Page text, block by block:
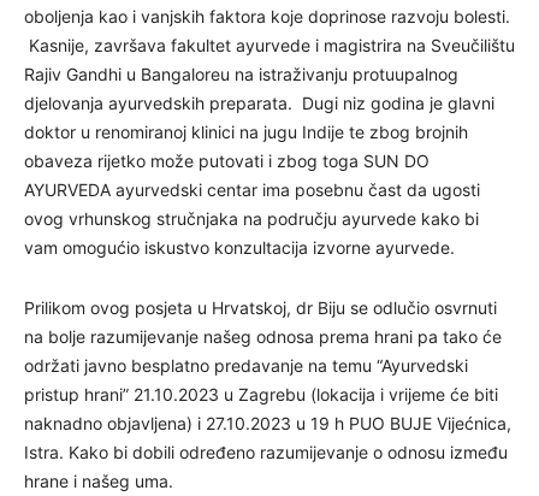
oboljenja kao i vanjskih faktora koje doprinose razvoju bolesti.
Kasnije, završava fakultet ayurvede i magistrira na Sveučilištu
Rajiv Gandhi u Bangaloreu na istraživanju protuupalnog
djelovanja ayurvedskih preparata. Dugi niz godina je glavni
doktor u renomiranoj klinici na jugu Indije te zbog brojnih
obaveza rijetko može putovati i zbog toga SUN DO
AYURVEDA ayurvedski centar ima posebnu čast da ugosti
ovog vrhunskog stručnjaka na području ayurvede kako bi
vam omogućio iskustvo konzultacija izvorne ayurvede.
Prilikom ovog posjeta u Hrvatskoj, dr Biju se odlučio osvrnuti
na bolje razumijevanje našeg odnosa prema hrani pa tako će
održati javno besplatno predavanje na temu “Ayurvedski
pristup hrani” 21.10.2023 u Zagrebu (lokacija i vrijeme će biti
naknadno objavljena) i 27.10.2023 u 19 h PUO BUJE Vijećnica,
Istra. Kako bi dobili određeno razumijevanje o odnosu između
hrane i našeg uma.